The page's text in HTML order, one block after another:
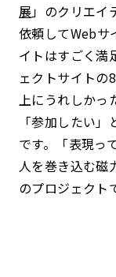
展」のクリエイ
依頼してWebサ
イトはすごく満
ェクトサイトの
上にうれしかっ
「参加したい
です。「表現っ
人を巻き込む磁
のプロジェクト